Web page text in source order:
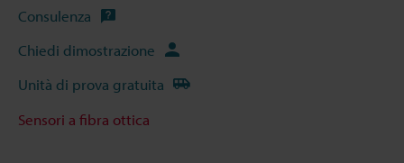
Consulenza
Chiedi dimostrazione
Unità di prova gratuita
Sensori a fibra ottica